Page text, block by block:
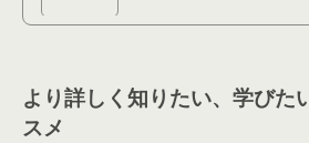
より詳しく知りたい、学びた
スメ